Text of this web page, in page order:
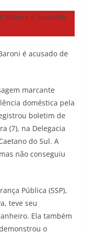
é acusado de
marcante
doméstica pela
boletim de
(7), na Delegacia
do Sul. A
não conseguiu
Pública (SSP),
teve seu
Ela também
o